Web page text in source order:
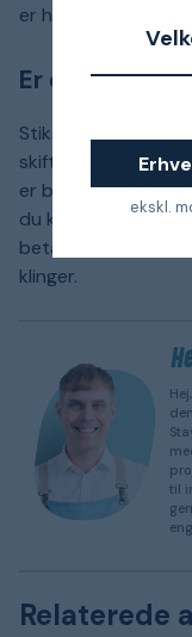
ekskl.
er højt, har klingen
Er dyrere
Stiksavsklinger er
skifte klinge fra tid
er bedst at købe
du kan finde.
betaler for, og at
klinger.
til
Relaterede